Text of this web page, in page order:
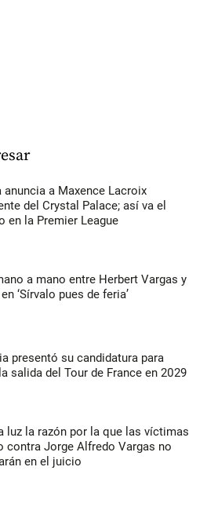
anuncia a Maxence Lacroix
del Crystal Palace; así va el
en la Premier League
a mano entre Herbert Vargas y
‘Sírvalo pues de feria’
presentó su candidatura para
salida del Tour de France en 2029
luz la razón por la que las víctimas
contra Jorge Alfredo Vargas no
en el juicio